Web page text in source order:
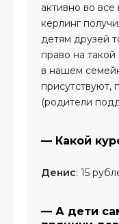
активно во
керлинг
детям друзей
право на
в нашем
присутствуют,
(родители
— Какой
Денис: 15
— А дети